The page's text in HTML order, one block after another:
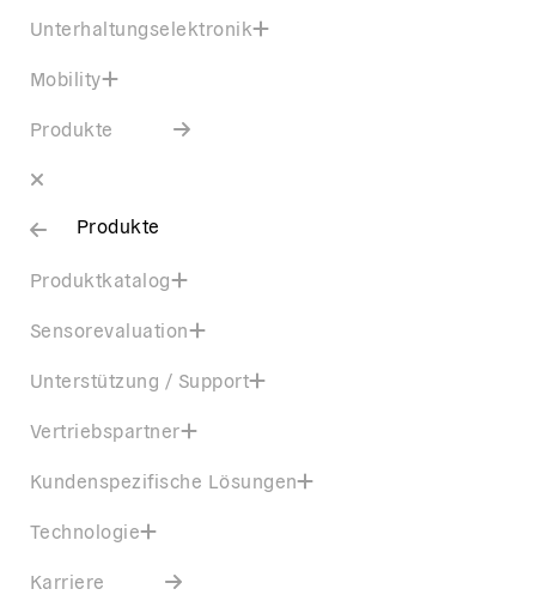
Unterhaltungselektronik
Mobility
Produkte
Produkte
Produktkatalog
Sensorevaluation
Unterstützung / Support
Vertriebspartner
Kundenspezifische Lösungen
Technologie
Karriere